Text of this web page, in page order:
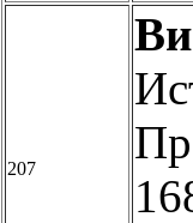
207